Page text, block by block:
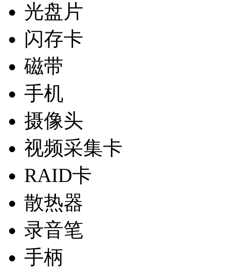
光盘片
闪存卡
磁带
手机
摄像头
视频采集卡
RAID卡
散热器
录音笔
手柄